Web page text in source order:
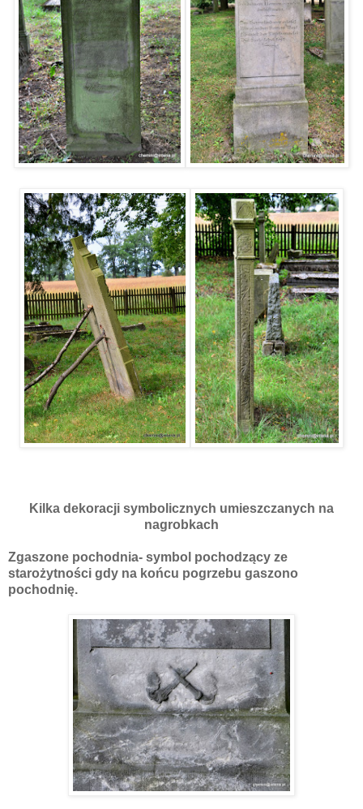
Kilka dekoracji symbolicznych umieszczanych na
nagrobkach
Zgaszone pochodnia- symbol pochodzący ze
starożytności gdy na końcu pogrzebu gaszono
pochodnię.